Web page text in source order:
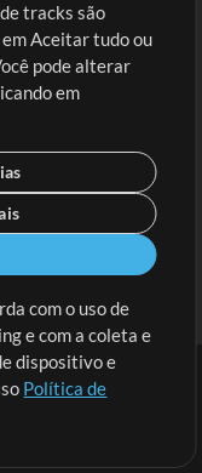
tracks são
Aceitar tudo ou
pode alterar
em
com o uso de
e com a coleta e
dispositivo e
Política de